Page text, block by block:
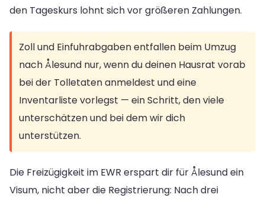
den Tageskurs lohnt sich vor größeren Zahlungen.
Zoll und Einfuhrabgaben entfallen beim Umzug
nach Ålesund nur, wenn du deinen Hausrat vorab
bei der Tolletaten anmeldest und eine
Inventarliste vorlegst — ein Schritt, den viele
unterschätzen und bei dem wir dich
unterstützen.
Die Freizügigkeit im EWR erspart dir für Ålesund ein
Visum, nicht aber die Registrierung: Nach drei